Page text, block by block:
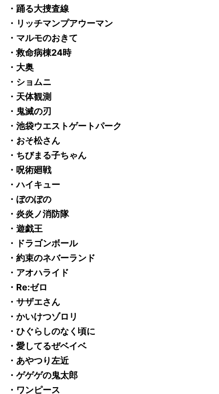
・踊る大捜査線
・リッチマンプアウーマン
・マルモのおきて
・救命病棟24時
・大奥
・ショムニ
・天体観測
・鬼滅の刃
・池袋ウエストゲートパーク
・おそ松さん
・ちびまる子ちゃん
・呪術廻戦
・ハイキュー
・ぼのぼの
・炎炎ノ消防隊
・遊戯王
・ドラゴンボール
・約束のネバーランド
・アオハライド
・Re:ゼロ
・サザエさん
・かいけつゾロリ
・ひぐらしのなく頃に
・愛してるぜベイベ
・あやつり左近
・ゲゲゲの鬼太郎
・ワンピース